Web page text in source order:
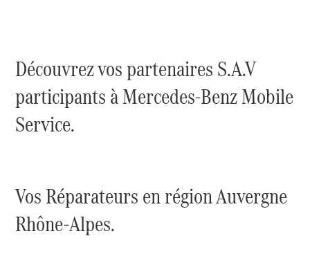
stock
Configurez
votre
véhicule
SUV
Tous les
Découvrez vos partenaires S.A.V
participants à Mercedes-Benz Mobile
Service.
Vos Réparateurs en région Auvergne
Rhône-Alpes.